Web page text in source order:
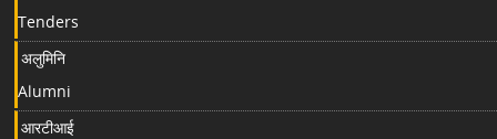
Tenders
अलुमिनि
Alumni
आरटीआई